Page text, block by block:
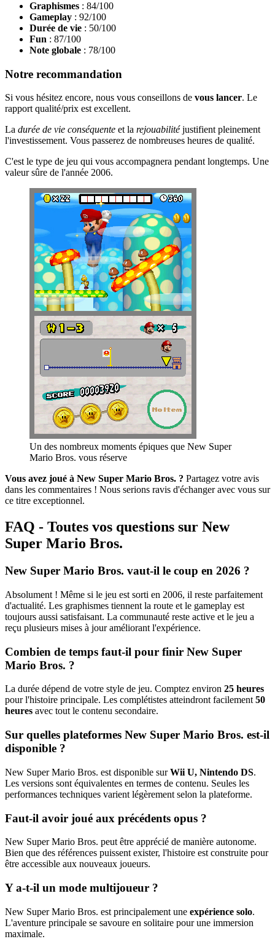
Graphismes : 84/100
Gameplay : 92/100
Durée de vie : 50/100
Fun : 87/100
Note globale : 78/100
Notre recommandation
Si vous hésitez encore, nous vous conseillons de vous lancer. Le
rapport qualité/prix est excellent.
La durée de vie conséquente et la rejouabilitéjustifient pleinement
l'investissement. Vous passerez de nombreuses heures de qualité.
C'est le type de jeu qui vous accompagnera pendant longtemps. Une
valeur sûre de l'année 2006.
Un des nombreux moments épiques que New Super
Mario Bros. vous réserve
Vous avez joué à New Super Mario Bros. ? Partagez votre avis
dans les commentaires ! Nous serions ravis d'échanger avec vous sur
ce titre exceptionnel.
FAQ - Toutes vos questions sur New
Super Mario Bros.
New Super Mario Bros. vaut-il le coup en 2026 ?
Absolument ! Même si le jeu est sorti en 2006, il reste parfaitement
d'actualité. Les graphismes tiennent la route et le gameplay est
toujours aussi satisfaisant. La communauté reste active et le jeu a
reçu plusieurs mises à jour améliorant l'expérience.
Combien de temps faut-il pour finir New Super
Mario Bros. ?
La durée dépend de votre style de jeu. Comptez environ 25 heures
pour l'histoire principale. Les complétistes atteindront facilement50
heures avec tout le contenu secondaire.
Sur quelles plateformes New Super Mario Bros. est-il
disponible ?
New Super Mario Bros. est disponible surWii U, Nintendo DS.
Les versions sont équivalentes en termes de contenu. Seules les
performances techniques varient légèrement selon la plateforme.
Faut-il avoir joué aux précédents opus ?
New Super Mario Bros. peut être apprécié de manière autonome.
Bien que des références puissent exister, l'histoire est construite pour
être accessible aux nouveaux joueurs.
Y a-t-il un mode multijoueur ?
New Super Mario Bros. est principalement une expérience solo.
L'aventure principale se savoure en solitaire pour une immersion
maximale.